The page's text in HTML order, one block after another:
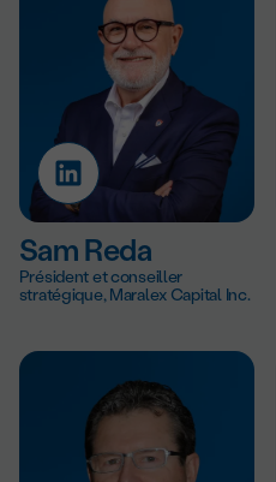
Sam Reda
Président et conseiller
stratégique, Maralex Capital Inc.